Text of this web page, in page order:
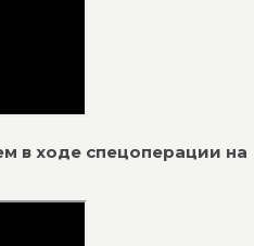
в ходе спецоперации на